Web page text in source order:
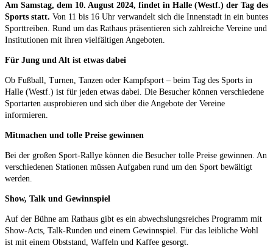
Am Sams­tag, dem 10. August 2024, fin­det in Hal­le (Westf.) der Tag des
Sports statt. Von 11 bis 16 Uhr ver­wan­delt sich die Innen­stadt in ein bun­tes
Sport­trei­ben. Rund um das Rat­haus prä­sen­tie­ren sich zahl­rei­che Ver­ei­ne und
Insti­tu­tio­nen mit ihren viel­fäl­ti­gen Angeboten.
Für Jung und Alt ist etwas dabei
Ob Fuß­ball, Tur­nen, Tan­zen oder Kampf­sport – beim Tag des Sports in
Hal­le (Westf.) ist für jeden etwas dabei. Die Besu­cher kön­nen ver­schie­de­ne
Sport­ar­ten aus­pro­bie­ren und sich über die Ange­bo­te der Ver­ei­ne
informieren.
Mit­ma­chen und tol­le Prei­se gewinnen
Bei der gro­ßen Sport-Ral­lye kön­nen die Besu­cher tol­le Prei­se gewin­nen. An
ver­schie­de­nen Sta­tio­nen müs­sen Auf­ga­ben rund um den Sport bewäl­tigt
werden.
Show, Talk und Gewinnspiel
Auf der Büh­ne am Rat­haus gibt es ein abwechs­lungs­rei­ches Pro­gramm mit
Show-Acts, Talk-Run­den und einem Gewinn­spiel. Für das leib­li­che Wohl
ist mit einem Obst­stand, Waf­feln und Kaf­fee gesorgt.